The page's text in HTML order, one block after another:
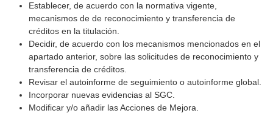
Establecer, de acuerdo con la normativa vigente,
mecanismos de de reconocimiento y transferencia de
créditos en la titulación.
Decidir, de acuerdo con los mecanismos mencionados en el
apartado anterior, sobre las solicitudes de reconocimiento y
transferencia de créditos.
Revisar el autoinforme de seguimiento o autoinforme global.
Incorporar nuevas evidencias al SGC.
Modificar y/o añadir las Acciones de Mejora.